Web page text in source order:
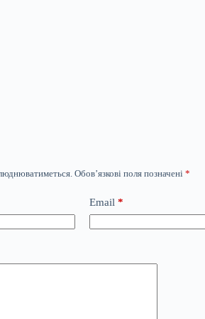
Обов’язкові поля позначені *
Email *